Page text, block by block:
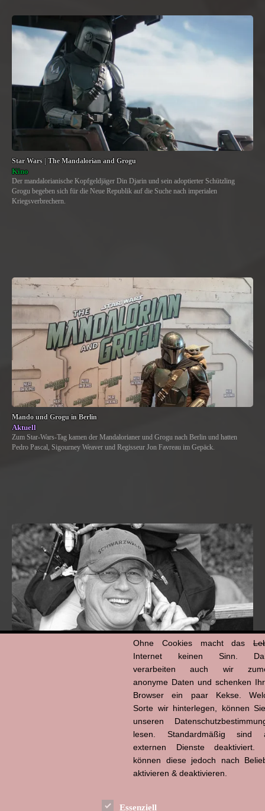
Star Wars | The Mandalorian and Grogu
Kino
Der mandalorianische Kopfgeldjäger Din Djarin und sein adoptierter Schützling
Grogu begeben sich für die Neue Republik auf die Suche nach imperialen
Kriegsverbrechern.
Mando und Grogu in Berlin
Aktuell
Zum Star-Wars-Tag kamen der Mandalorianer und Grogu nach Berlin und hatten
Pedro Pascal, Sigourney Weaver und Regisseur Jon Favreau im Gepäck.
Ohne Cookies macht das
Internet keinen Sinn.
verarbeiten auch wir
anonyme Daten und schenken
Browser ein paar Kekse.
Sorte wir hinterlegen, können
unseren
lesen. Standardmäßig sind
externen Dienste deaktiviert.
können diese jedoch nach
aktivieren & deaktivieren.
Essenziell